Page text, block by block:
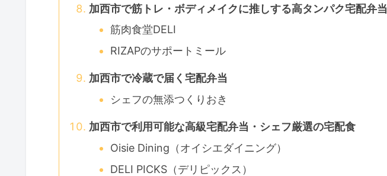
加西市で筋トレ・ボディメイクに推しする高タンパク宅配弁当
筋肉食堂DELI
RIZAPのサポートミール
加西市で冷蔵で届く宅配弁当
シェフの無添つくりおき
加西市で利用可能な高級宅配弁当・シェフ厳選の宅配食
Oisie Dining（オイシエダイニング）
DELI PICKS（デリピックス）